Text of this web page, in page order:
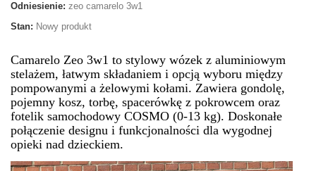
Odniesienie: zeo camarelo 3w1
Stan: Nowy produkt
Camarelo Zeo 3w1 to stylowy wózek z aluminiowym
stelażem, łatwym składaniem i opcją wyboru między
pompowanymi a żelowymi kołami. Zawiera gondolę,
pojemny kosz, torbę, spacerówkę z pokrowcem oraz
fotelik samochodowy COSMO (0-13 kg). Doskonałe
połączenie designu i funkcjonalności dla wygodnej
opieki nad dzieckiem.